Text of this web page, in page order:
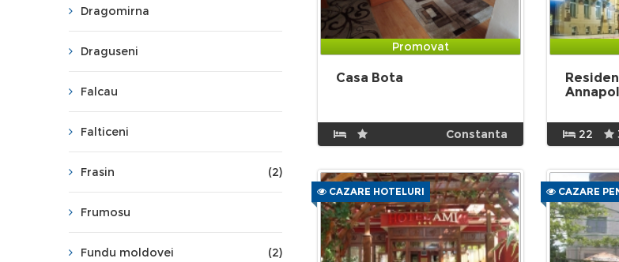
Dragomirna
Draguseni
Falcau
Falticeni
Frasin (2)
Frumosu
Fundu moldovei (2)
Promovat
Casa Bota
Constanta 22
CAZARE HOTELURI CAZARE